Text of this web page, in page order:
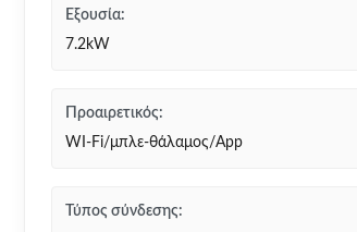
Εξουσία:
7.2kW
Προαιρετικός:
WI-Fi/μπλε-θάλαμος/App
Τύπος σύνδεσης: